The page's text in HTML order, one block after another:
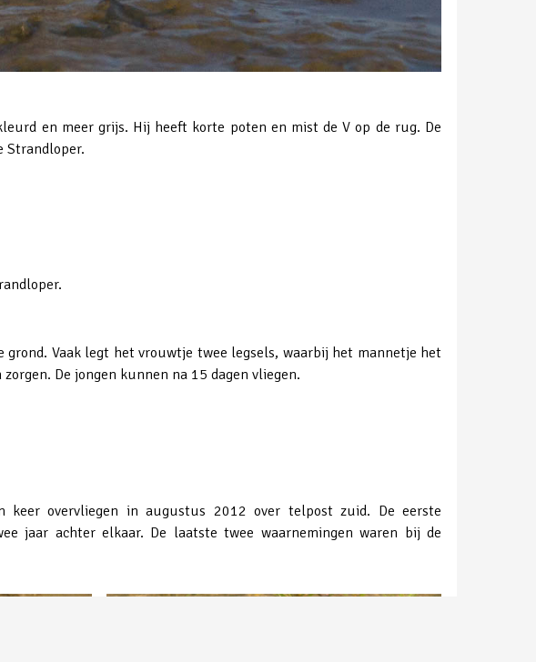
en meer grijs. Hij heeft korte poten en mist de V op de rug. De
Strandloper.
Vaak legt het vrouwtje twee legsels, waarbij het mannetje het
De jongen kunnen na 15 dagen vliegen.
keer overvliegen in augustus 2012 over telpost zuid. De eerste
jaar achter elkaar. De laatste twee waarnemingen waren bij de